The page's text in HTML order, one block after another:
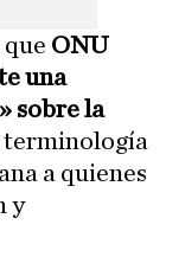
ONU
una
sobre la
terminología
a quienes
y